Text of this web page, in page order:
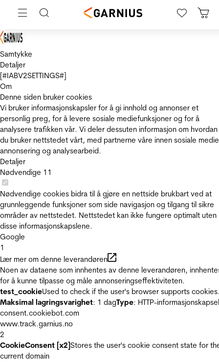
Samtykke
Detaljer
[#IABV2SETTINGS#]
Om
Denne siden bruker cookies
Vi bruker informasjonskapsler for å gi innhold og annonser et
personlig preg, for å levere sosiale mediefunksjoner og for å
analysere trafikken vår. Vi deler dessuten informasjon om hvordan
du bruker nettstedet vårt, med partnerne våre innen sosiale
annonsering og analysearbeid.
Detaljer
Nødvendige 11
Nødvendige cookies bidra til å gjøre en nettside brukbart ved at
grunnleggende funksjoner som side navigasjon og tilgang til sikre
områder av nettstedet. Nettstedet kan ikke fungere optimalt uten
disse informasjonskapslene.
Google
1
Lær mer om denne leverandøren
Noen av dataene som innhentes av denne leverandøren,
for å kunne tilpasse og måle annonseringseffektiviteten.
test_cookieUsed to check if the user's browser supports
Maksimal lagringsvarighet: 1 dagType: HTTP-informasjonskapsel
consent.cookiebot.com
www.track.garnius.no
2
CookieConsent [x2]Stores the user's cookie consent state for
current domain